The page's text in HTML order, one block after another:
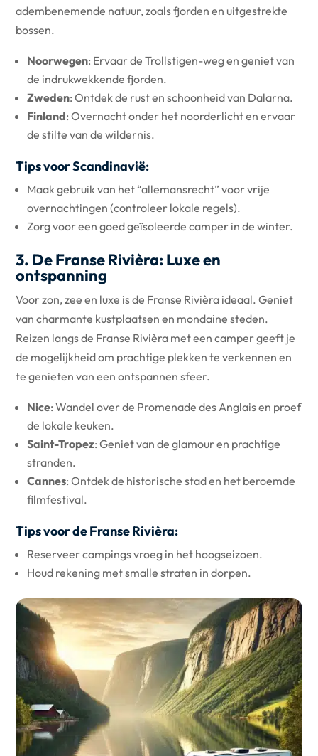
adembenemende natuur, zoals fjorden en uitgestrekte
bossen.
Noorwegen: Ervaar de Trollstigen-weg en geniet van
de indrukwekkende fjorden.
Zweden: Ontdek de rust en schoonheid van Dalarna.
Finland: Overnacht onder het noorderlicht en ervaar
de stilte van de wildernis.
Tips voor Scandinavië:
Maak gebruik van het “allemansrecht” voor vrije
overnachtingen (controleer lokale regels).
Zorg voor een goed geïsoleerde camper in de winter.
3. De Franse Rivièra: Luxe en
ontspanning
Voor zon, zee en luxe is de Franse Rivièra ideaal. Geniet
van charmante kustplaatsen en mondaine steden.
Reizen langs de Franse Rivièra met een camper geeft je
de mogelijkheid om prachtige plekken te verkennen en
te genieten van een ontspannen sfeer.
Nice: Wandel over de Promenade des Anglais en proef
de lokale keuken.
Saint-Tropez: Geniet van de glamour en prachtige
stranden.
Cannes: Ontdek de historische stad en het beroemde
filmfestival.
Tips voor de Franse Rivièra:
Reserveer campings vroeg in het hoogseizoen.
Houd rekening met smalle straten in dorpen.